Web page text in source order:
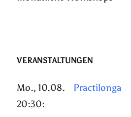
VERANSTALTUNGEN
Mo., 10.08.
20:30:
Practilonga